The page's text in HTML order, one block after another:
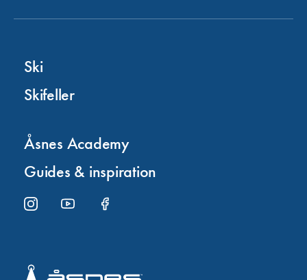
Ski
Skifeller
Åsnes Academy
Guides & inspiration